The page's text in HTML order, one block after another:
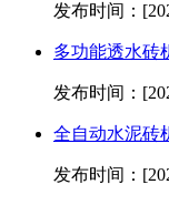
发布时间：
多功能透水砖
发布时间：
全自动水泥砖
发布时间：